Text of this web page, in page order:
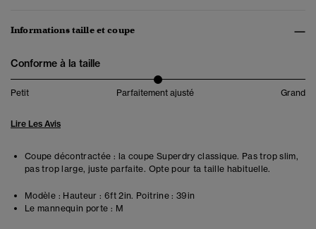
Informations taille et coupe
Conforme à la taille
Petit Parfaitement ajusté Grand
Lire Les Avis
Coupe décontractée : la coupe Superdry classique. Pas trop slim,
pas trop large, juste parfaite. Opte pour ta taille habituelle.
Modèle : Hauteur : 6ft 2in. Poitrine : 39in
Le mannequin porte : M